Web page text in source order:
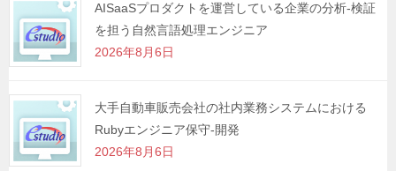
AISaaSプロダクトを運営している企業の分析-検証
を担う自然言語処理エンジニア
2026年8月6日
大手自動車販売会社の社内業務システムにおける
Rubyエンジニア保守-開発
2026年8月6日